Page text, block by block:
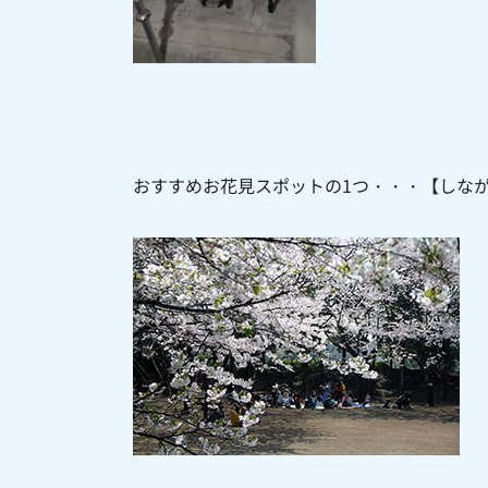
おすすめお花見スポットの1つ・・・【しな